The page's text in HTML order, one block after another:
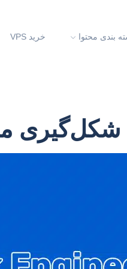
بندی محتوا خرید VPS
شکل‌گیری